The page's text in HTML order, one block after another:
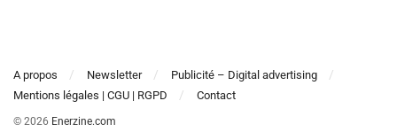
A propos Newsletter
Publicité – Digital advertising
Mentions légales | CGU | RGPD
Contact
© 2026 Enerzine.com